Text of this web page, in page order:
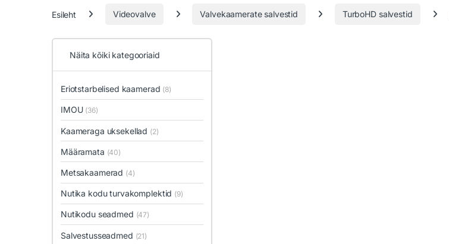
Esileht Videovalve Valvekaamerate salvestid TurboHD salvestid
Näita kõiki kategooriaid
Eriotstarbelised kaamerad (8)
IMOU (36)
Kaameraga uksekellad (2)
Määramata (40)
Metsakaamerad (4)
Nutika kodu turvakomplektid (9)
Nutikodu seadmed (47)
Salvestusseadmed (21)